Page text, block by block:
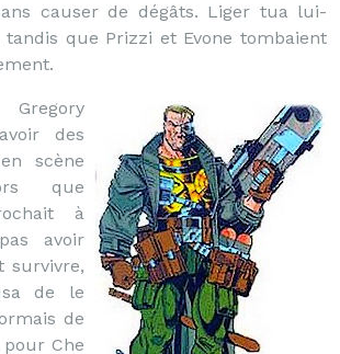
causer de dégâts. Liger tua lui-
tandis que Prizzi et Evone tombaient
des
scène
que
à
avoir
survivre,
de le
de
Che